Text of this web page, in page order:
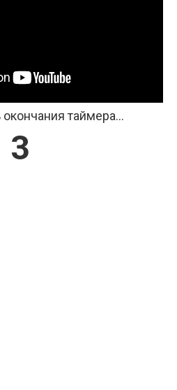
таймера...
3